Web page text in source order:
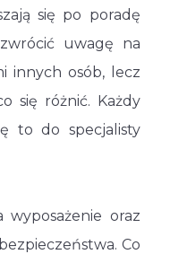
się po poradę
uwagę na
innych osób, lecz
się różnić. Każdy
to do specjalisty
oraz
Co